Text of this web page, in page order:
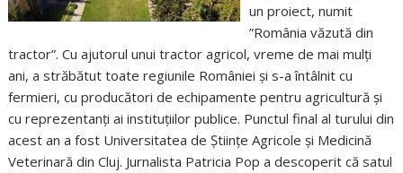
un proiect, numit
”România văzută din
tractor”. Cu ajutorul unui tractor agricol, vreme de mai mulți
ani, a străbătut toate regiunile României și s-a întâlnit cu
fermieri, cu producători de echipamente pentru agricultură și
cu reprezentanți ai instituțiilor publice. Punctul final al turului din
acest an a fost Universitatea de Științe Agricole și Medicină
Veterinară din Cluj. Jurnalista Patricia Pop a descoperit că satul